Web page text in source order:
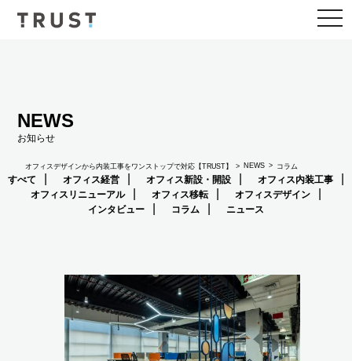
NEWS
お知らせ
オフィスデザインから内装工事をワンストップで対応【TRUST】 NEWS コラム
すべて オフィス経営 オフィス新設・開設
オフィス内装工事
オフィスリニューアル
オフィス移転
オフィスデザイン
インタビュー
コラム ニュース